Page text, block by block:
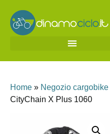
Home » Negozio cargobike
CityChain X Plus 1060